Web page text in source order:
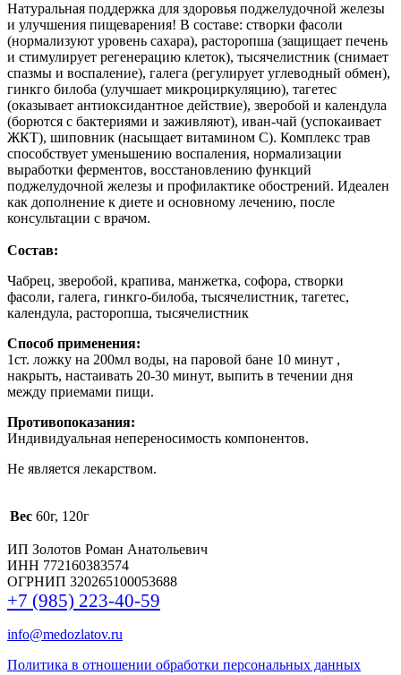
Натуральная поддержка для здоровья поджелудочной железы
и улучшения пищеварения! В составе: створки фасоли
(нормализуют уровень сахара), расторопша (защищает печень
и стимулирует регенерацию клеток), тысячелистник (снимает
спазмы и воспаление), галега (регулирует углеводный обмен),
гинкго билоба (улучшает микроциркуляцию), тагетес
(оказывает антиоксидантное действие), зверобой и календула
(борются с бактериями и заживляют), иван-чай (успокаивает
ЖКТ), шиповник (насыщает витамином С). Комплекс трав
способствует уменьшению воспаления, нормализации
выработки ферментов, восстановлению функций
поджелудочной железы и профилактике обострений. Идеален
как дополнение к диете и основному лечению, после
консультации с врачом.
Состав:
Чабрец, зверобой, крапива, манжетка, софора, створки
фасоли, галега, гинкго-билоба, тысячелистник, тагетес,
календула, расторопша, тысячелистник
Способ применения:
1ст. ложку на 200мл воды, на паровой бане 10 минут ,
накрыть, настаивать 20-30 минут, выпить в течении дня
между приемами пищи.
Противопоказания:
Индивидуальная непереносимость компонентов.
Не является лекарством.
Вес 60г, 120г
ИП Золотов Роман Анатольевич
ИНН 772160383574
ОГРНИП 320265100053688
+7 (985) 223-40-59
info@medozlatov.ru
Политика в отношении обработки персональных данных